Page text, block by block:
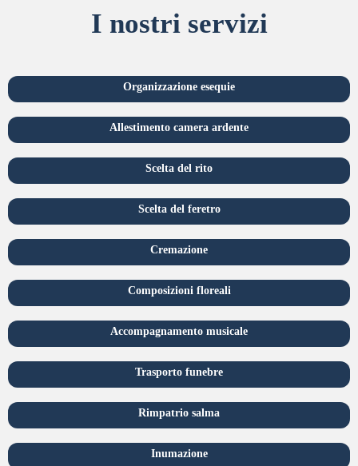
I nostri servizi
Organizzazione esequie
Allestimento camera ardente
Scelta del rito
Scelta del feretro
Cremazione
Composizioni floreali
Accompagnamento musicale
Trasporto funebre
Rimpatrio salma
Inumazione